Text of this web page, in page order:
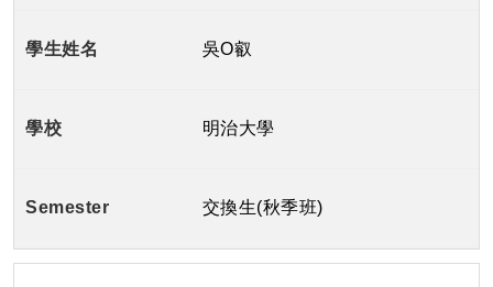
吳O叡
明治大學
交換生(秋季班)